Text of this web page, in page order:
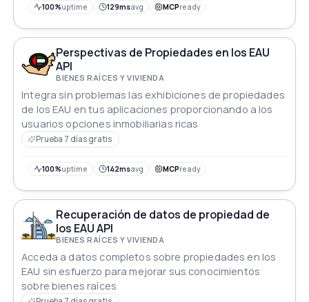
100%uptime 129msavg MCPready
Perspectivas de Propiedades en los EAU
API
BIENES RAÍCES Y VIVIENDA
Integra sin problemas las exhibiciones de propiedades
de los EAU en tus aplicaciones proporcionando a los
usuarios opciones inmobiliarias ricas
Prueba 7 días gratis
100%uptime 142msavg MCPready
Recuperación de datos de propiedad de
los EAU API
BIENES RAÍCES Y VIVIENDA
Acceda a datos completos sobre propiedades en los
EAU sin esfuerzo para mejorar sus conocimientos
sobre bienes raíces